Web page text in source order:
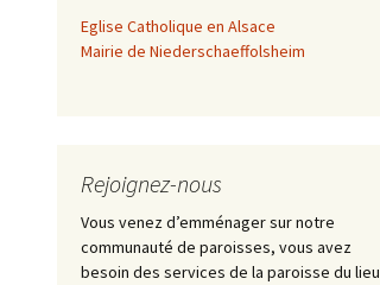
La Mense curialeEglise Catholique en Alsace
Mairie de Niederschaeffolsheim
Rejoignez-nous
Vous venez d’emménager sur notre
communauté de paroisses, vous avez
besoin des services de la paroisse du lieu